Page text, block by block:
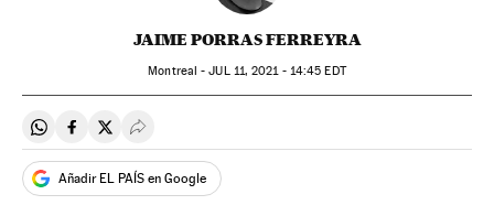
JAIME PORRAS FERREYRA
Montreal -JUL11, 2021 - 14:45 EDT
Compartir en Whatsapp
Compartir en Facebook
Compartir en Twitter
Desplegar Redes Sociales
Añadir EL PAÍS en Google